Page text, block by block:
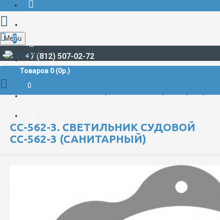
+7 (812) 507-02-72
Menu
0
Товаров 0 (0р.)
0
СУДОВЫЕ ПРОЖЕКТОРЫ И СВЕТИЛЬНИКИ
СС-562-3. СВЕТИЛЬНИК СУДОВОЙ
СС-562-3 (САНИТАРНЫЙ)